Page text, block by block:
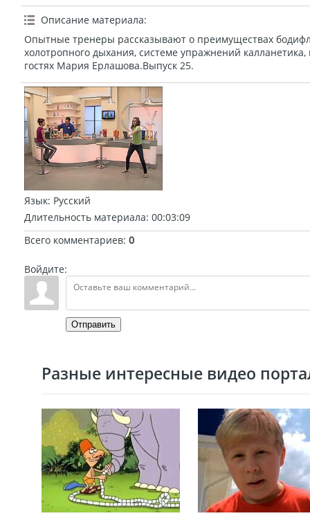
Описание материала:
Опытные тренеры рассказывают о преимуществах
холотропного дыхания, системе упражнений
гостях Мария Ерлашова.Выпуск 25.
Язык: Русский
Длительность материала: 00:03:09
Всего комментариев: 0
Войдите:
Отправить
Разные интересные видео